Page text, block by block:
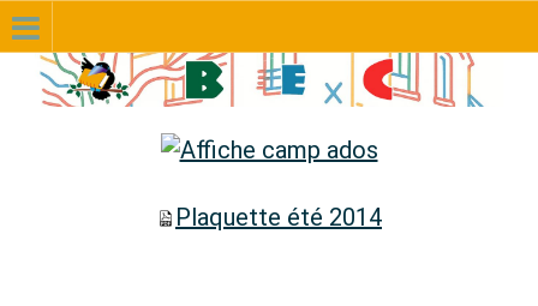
Plaquette été 2014